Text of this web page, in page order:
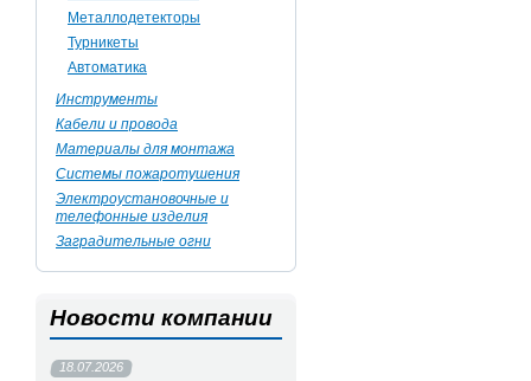
Металлодетекторы
Турникеты
Автоматика
Инструменты
Кабели и провода
Материалы для монтажа
Системы пожаротушения
Электроустановочные и
телефонные изделия
Заградительные огни
Новости компании
18.07.2026